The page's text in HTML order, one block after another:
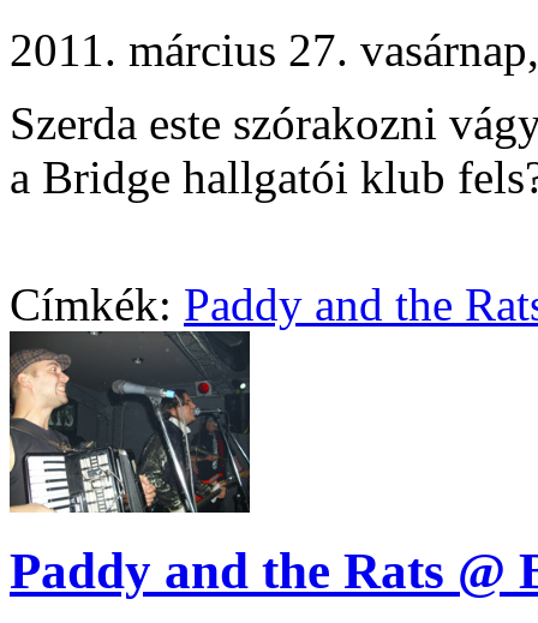
2011. március 27.
Szerda este szórakozni
a Bridge hallgatói klub
Címkék: Paddy and the
Paddy and the Rats @